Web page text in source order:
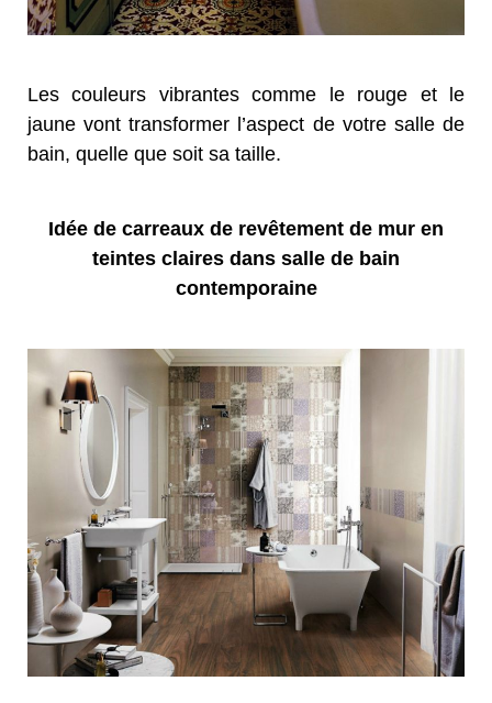
Les couleurs vibrantes comme le rouge et le
jaune vont transformer l’aspect de votre salle de
bain, quelle que soit sa taille.
Idée de carreaux de revêtement de mur en
teintes claires dans salle de bain
contemporaine